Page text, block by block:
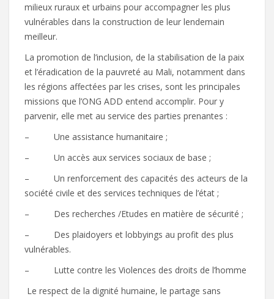
milieux ruraux et urbains pour accompagner les plus
vulnérables dans la construction de leur lendemain
meilleur.
La promotion de l’inclusion, de la stabilisation de la paix
et l’éradication de la pauvreté au Mali, notamment dans
les régions affectées par les crises, sont les principales
missions que l’ONG ADD entend accomplir. Pour y
parvenir, elle met au service des parties prenantes :
– Une assistance humanitaire ;
– Un accès aux services sociaux de base ;
– Un renforcement des capacités des acteurs de la
société civile et des services techniques de l’état ;
– Des recherches /Etudes en matière de sécurité ;
– Des plaidoyers et lobbyings au profit des plus
vulnérables.
– Lutte contre les Violences des droits de l’homme
Le respect de la dignité humaine, le partage sans